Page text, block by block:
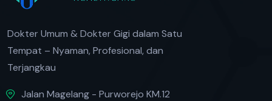
Dokter Umum & Dokter Gigi dalam Satu
Tempat – Nyaman, Profesional, dan
Terjangkau
Jalan Magelang - Purworejo KM.12